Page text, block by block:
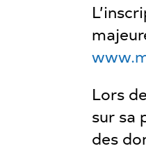
Lors
sur sa
des